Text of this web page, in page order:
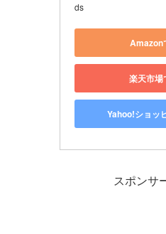
ds
Amazon
楽天市場
Yahoo!ショッ
スポンサ